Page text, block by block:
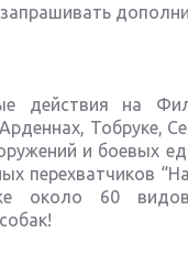
действия на
Тобруке,
и боевых
перехватчиков
около 60 видов